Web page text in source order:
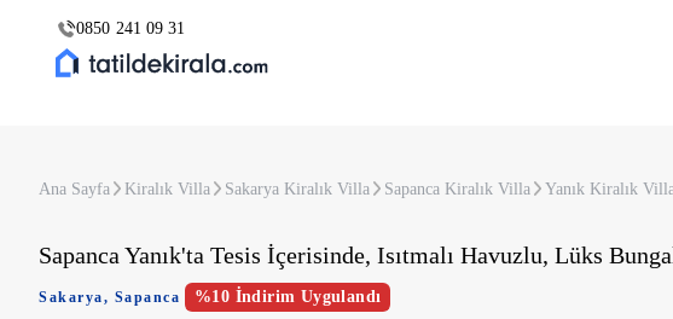
0850 241 09 31
Ana Sayfa Kiralık Villa Sakarya Kiralık Villa Sapanca Kiralık Villa Yanık Kiralık Villa
Sapanca Yanık'ta Tesis İçerisinde, Isıtmalı Havuzlu, Lüks
Sakarya, Sapanca %10 İndirim Uygulandı